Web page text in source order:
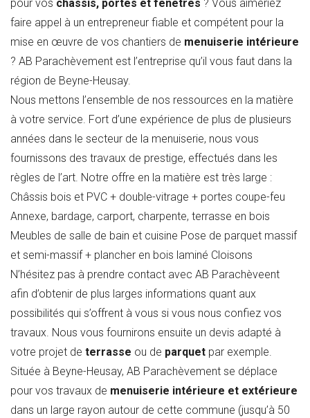
pour vos châssis, portes et fenêtres ? Vous aimeriez
faire appel à un entrepreneur fiable et compétent pour la
mise en œuvre de vos chantiers de menuiserie intérieure
? AB Parachèvement est l’entreprise qu’il vous faut dans la
région de Beyne-Heusay.
Nous mettons l’ensemble de nos ressources en la matière
à votre service. Fort d’une expérience de plus de plusieurs
années dans le secteur de la menuiserie, nous vous
fournissons des travaux de prestige, effectués dans les
règles de l’art. Notre offre en la matière est très large :
Châssis bois et PVC + double-vitrage + portes coupe-feu
Annexe, bardage, carport, charpente, terrasse en bois
Meubles de salle de bain et cuisine Pose de parquet massif
et semi-massif + plancher en bois laminé Cloisons
N’hésitez pas à prendre contact avec AB Parachèveent
afin d’obtenir de plus larges informations quant aux
possibilités qui s’offrent à vous si vous nous confiez vos
travaux. Nous vous fournirons ensuite un devis adapté à
votre projet de terrasse ou de parquet par exemple.
Située à Beyne-Heusay, AB Parachèvement se déplace
pour vos travaux de menuiserie intérieure et extérieure
dans un large rayon autour de cette commune (jusqu’à 50